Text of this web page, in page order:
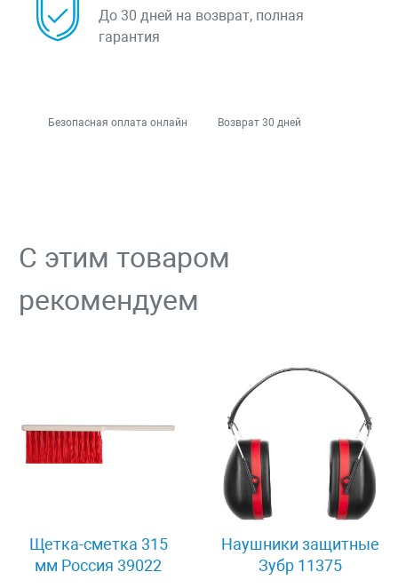
До 30 дней на возврат, полная
гарантия
Безопасная оплата онлайн Возврат 30 дней
С этим товаром
рекомендуем
Щетка-сметка 315
мм Россия 39022
Наушники защитные
Зубр 11375